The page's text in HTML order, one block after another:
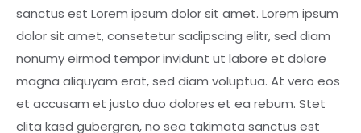
sanctus est Lorem ipsum dolor sit amet. Lorem ipsum
dolor sit amet, consetetur sadipscing elitr, sed diam
nonumy eirmod tempor invidunt ut labore et dolore
magna aliquyam erat, sed diam voluptua. At vero eos
et accusam et justo duo dolores et ea rebum. Stet
clita kasd gubergren, no sea takimata sanctus est